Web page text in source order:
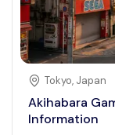
Tokyo, Japan
Akihabara
Information